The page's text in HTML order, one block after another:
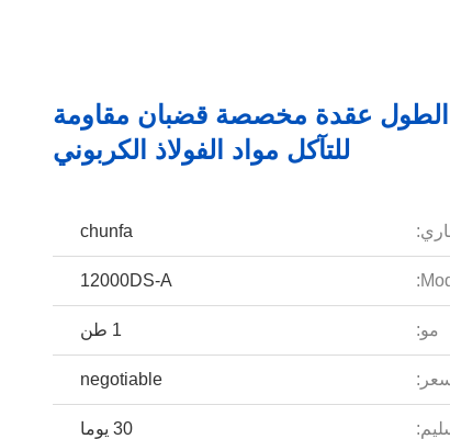
عقدة مخصصة قضبان مقاومة
للتآكل مواد الفولاذ الكربوني
chunfa
12000DS-A
مو: 1 طن
negotiable
30 يوما